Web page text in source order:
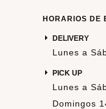
HORARIOS DE
DELIVERY
Lunes a
PICK UP
Lunes a
Domingos